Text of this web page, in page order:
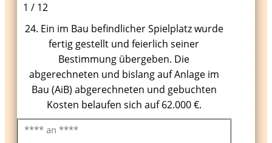
1 / 12
24. Ein im Bau befindlicher Spielplatz wurde
fertig gestellt und feierlich seiner
Bestimmung übergeben. Die
abgerechneten und bislang auf Anlage im
Bau (AiB) abgerechneten und gebuchten
Kosten belaufen sich auf 62.000 €.